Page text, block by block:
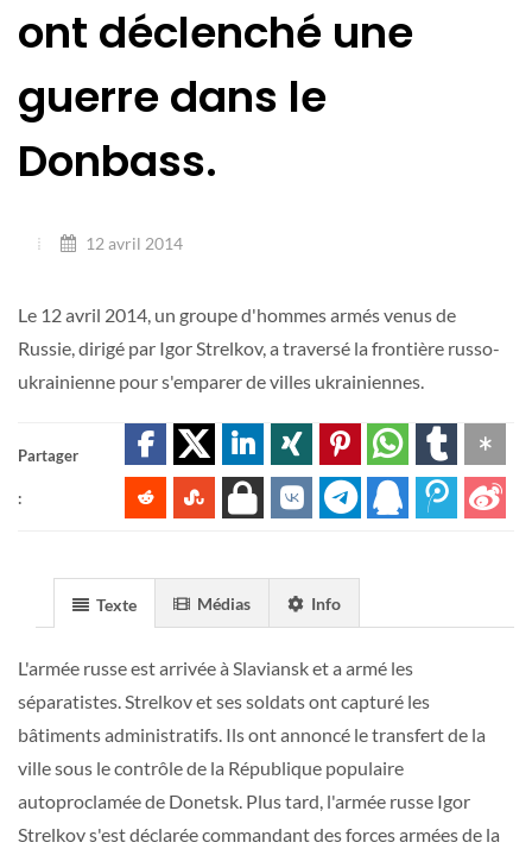
ont déclenché une
guerre dans le
Donbass.
12 avril 2014
Le 12 avril 2014, un groupe d'hommes armés venus de
Russie, dirigé par Igor Strelkov, a traversé la frontière russo-
ukrainienne pour s'emparer de villes ukrainiennes.
Partager
:
Texte Médias Info
L'armée russe est arrivée à Slaviansk et a armé les
séparatistes. Strelkov et ses soldats ont capturé les
bâtiments administratifs. Ils ont annoncé le transfert de la
ville sous le contrôle de la République populaire
autoproclamée de Donetsk. Plus tard, l'armée russe Igor
Strelkov s'est déclarée commandant des forces armées de la